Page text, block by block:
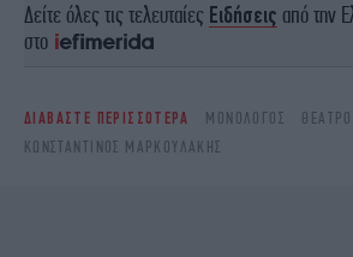
Δείτε όλες τις τελευταίες Ειδήσεις από την
στο
ΔΙΑΒΑΣΤΕ ΠΕΡΙΣΣΟΤΕΡΑ ΜΟΝΌΛΟΓΟΣ ΘΈΑΤΡΟ
ΚΩΝΣΤΑΝΤΊΝΟΣ ΜΑΡΚΟΥΛΆΚΗΣ